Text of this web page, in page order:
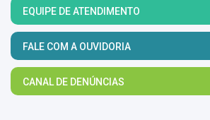
EQUIPE DE ATENDIMENTO
FALE COM A OUVIDORIA
CANAL DE DENÚNCIAS